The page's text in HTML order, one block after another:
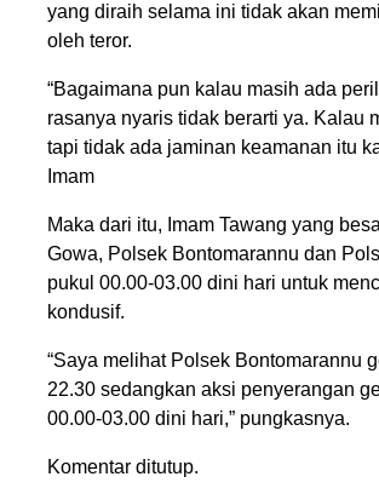
yang diraih selama ini tidak akan
oleh teror.
“Bagaimana pun kalau masih ada
rasanya nyaris tidak berarti ya. Kalau
tapi tidak ada jaminan keamanan itu
Imam
Maka dari itu, Imam Tawang yang
Gowa, Polsek Bontomarannu dan
pukul 00.00-03.00 dini hari untuk
kondusif.
“Saya melihat Polsek Bontomarannu
22.30 sedangkan aksi penyerangan
00.00-03.00 dini hari,” pungkasnya.
Komentar ditutup.